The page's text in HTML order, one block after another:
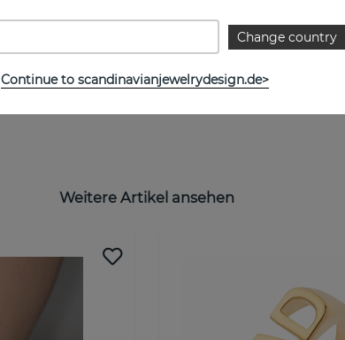
Weitere Artikel ansehen
Change country
Continue to scandinavianjewelrydesign.de>